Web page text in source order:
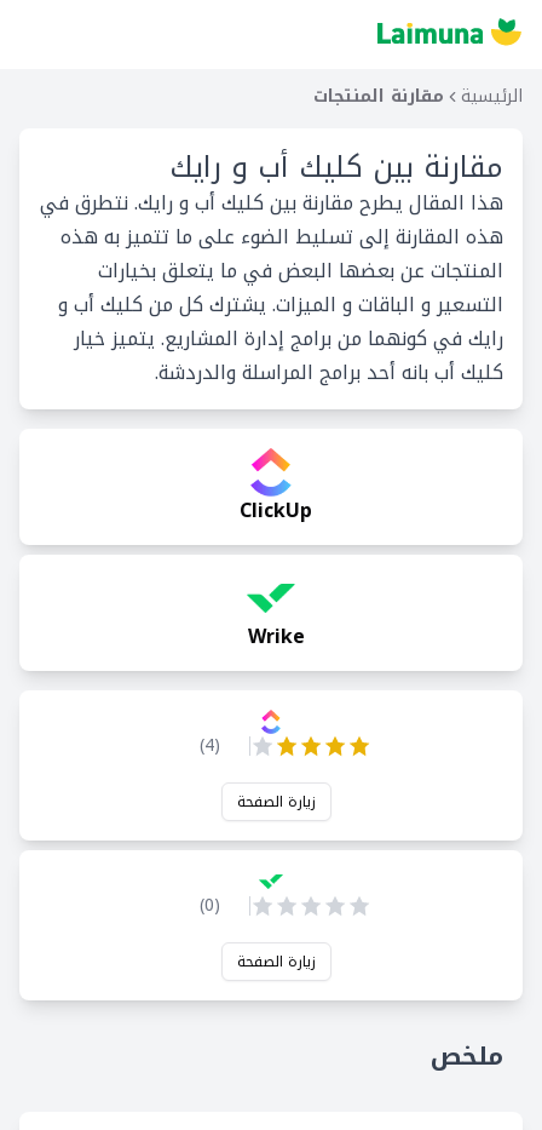
الرئيسية مقارنة المنتجات
مقارنة بين كليك أب و رايك
هذا المقال يطرح مقارنة بين كليك أب و رايك. نتطرق في
هذه المقارنة إلى تسليط الضوء على ما تتميز به هذه
المنتجات عن بعضها البعض في ما يتعلق بخيارات
التسعير و الباقات و الميزات. يشترك كل من كليك أب و
رايك في كونهما من برامج إدارة المشاريع. يتميز خيار
كليك أب بانه أحد برامج المراسلة والدردشة.
ClickUp
Wrike
(
4
)
زيارة الصفحة
(
0
)
زيارة الصفحة
ملخص